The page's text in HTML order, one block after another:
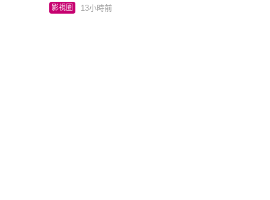
影視圈 13小時前